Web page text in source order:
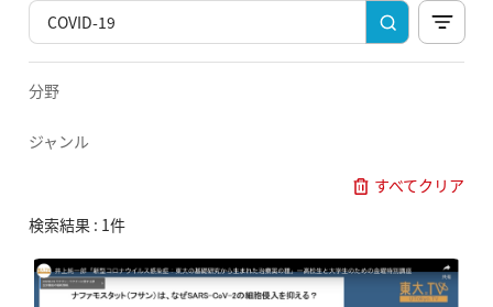
分野
ジャンル
すべてクリア
検索結果 : 1件